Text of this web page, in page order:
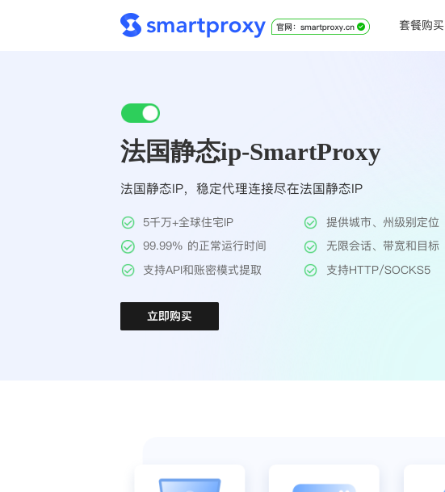
套餐购买
法国静态ip-SmartProxy
法国静态IP，稳定代理连接尽在法国静态IP
5千万+全球住宅IP
提供城市、州级别定位
99.99% 的正常运行时间
无限会话、带宽和目标
支持API和账密模式提取
支持HTTP/SOCKS5
立即购买